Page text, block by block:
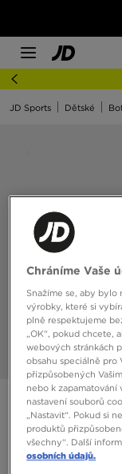
JD Sports Dětské
NIKE FORCE 1
1390 Kč
1590 Kč -13%
Chráníme Vaše
Snažíme se, aby bylo
výrobky, které si
plně respektujeme
„OK“, pokud chcete,
webových stránkách
obsahu speciálně pro
přizpůsobených
nebo k
nastavení souborů
„Nastavit“. Pokud si
produktů
všechny“. Další
osobních údajů.